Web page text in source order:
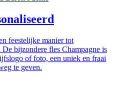
feestelijke manier tot
bijzondere fles Champagne is
of foto, een uniek en fraai
te geven.